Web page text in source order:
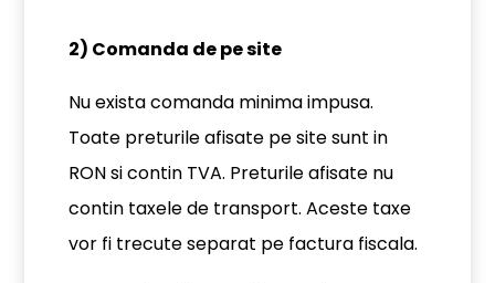
2) Comanda de pe site
Nu exista comanda minima impusa.
Toate preturile afisate pe site sunt in
RON si contin TVA. Preturile afisate nu
contin taxele de transport. Aceste taxe
vor fi trecute separat pe factura fiscala.